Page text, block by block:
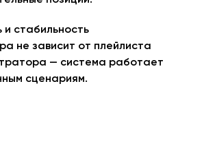
и стабильность
не зависит от плейлиста
— система работает
сценариям.